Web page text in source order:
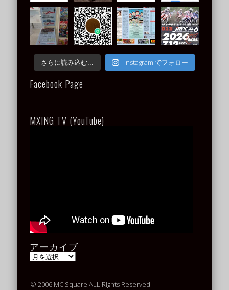
さらに読み込む... Instagram でフォロー
Facebook Page
MXING TV (YouTube)
アーカイブ
ア
ー
ブ
© 2006 MC Square ALL Rights Reserved